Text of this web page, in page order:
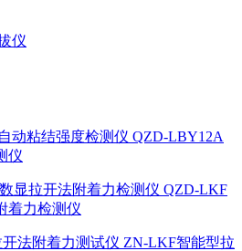
仪
QZD-LBY12A
仪
QZD-LKF
着力检测仪
ZN-LKF智能型拉